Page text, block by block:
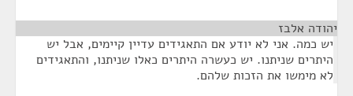
יהודה אלבז
יש כמה. אני לא יודע אם התאגידים עדיין קיימים, אבל יש
היתרים שניתנו. יש כעשרה היתרים כאלו שניתנו, והתאגידים
לא מימשו את הזכות שלהם.